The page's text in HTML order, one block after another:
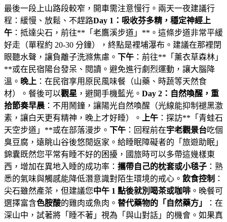
最後一段上山路段較窄，開車需注意慢行。兩天一夜建議行
程：緩慢、放鬆、不趕路Day 1：吸收芬多精，穩定神經 上
午 ：抵達尖石，前往**「老鷹溪步道」**。這條步道非常平緩
好走（單程約 20-30 分鐘），終點是裡埔瀑布。建議在那裡閉
眼聽水聲，讓負離子洗滌焦慮。 下午 ：前往**「薰衣草森林」
**或在民宿陽台發呆、閱讀。避免進行劇烈運動，讓大腦降
溫。 晚上 ：在民宿享用原民風味餐（山藥、時蔬等天然食
材）。餐後可以觀星 ，避開手機藍光。 Day 2：自然喚醒，重
拾節奏早晨 ：不用鬧鐘，讓陽光自然喚醒（光線能抑制褪黑激
素，讓白天更有精神，晚上才好睡）。
上午 ：探訪**「青蛙石
天空步道」**或在部落漫步。 下午 ：回程前在宇老觀景台吃個
臭豆腐，遠眺山谷後悠閒返家。給睡眠障礙者的「旅遊助眠」
錦囊既然您平常有睡不好的困擾，國旅時可以多帶這幾樣東
西，增加在異地入睡的成功率： 攜帶自己的枕套或小毯子 ：熟
悉的氣味與觸感能降低潛意識對陌生環境的戒心。 飲食控制 ：
尖石雖然產茶，但建議您中午 1 點後就別喝茶或咖啡 。晚餐可
選擇富含色胺酸的雞肉或魚肉。 替代藥物的「自然藥方」
：在
深山中，試著將「睡不著」視為「與山對話」的機會。如果真